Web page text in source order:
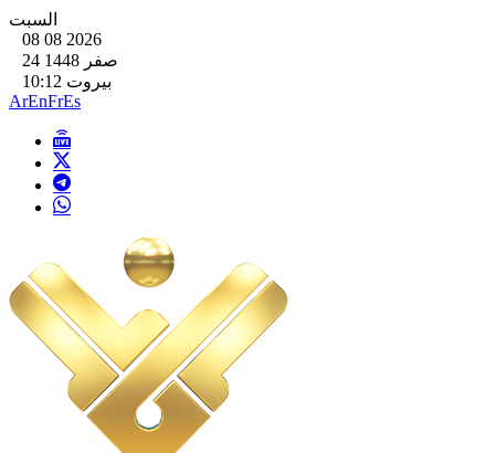
08 08 2026
بيروت 10:12
ArEnFrEs